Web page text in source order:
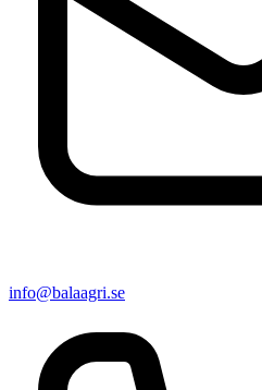
info@balaagri.se